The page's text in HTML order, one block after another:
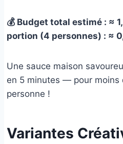
💰 Budget total estimé : ≈
portion (4 personnes) : ≈
Une sauce maison
en 5 minutes — pour moins
personne !
Variantes